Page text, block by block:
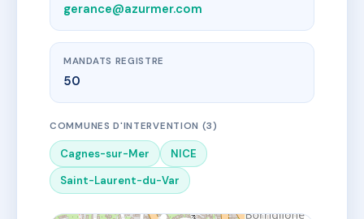
gerance@azurmer.com
MANDATS REGISTRE
50
COMMUNES D'INTERVENTION (3)
Cagnes-sur-Mer
NICE
Saint-Laurent-du-Var